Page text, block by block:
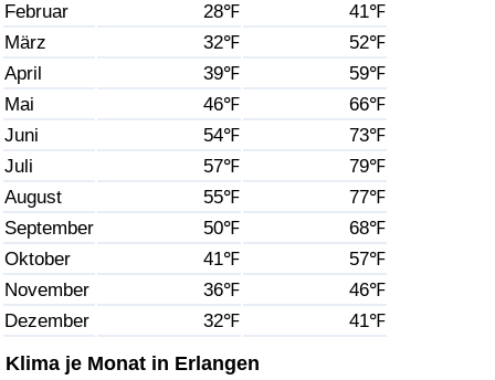
Februar
28℉
41℉
März
32℉
52℉
April
39℉
59℉
Mai
46℉
66℉
Juni
54℉
73℉
Juli
57℉
79℉
August
55℉
77℉
September
50℉
68℉
Oktober
41℉
57℉
November
36℉
46℉
Dezember
32℉ 41℉
Klima je Monat in Erlangen
in Akaba
Kriminalität
Kriminalitäts-Index (aktuell)
Kriminalitäts-Index
Kriminalitätsindex nach Land
Gesundheitsversorgung
Gesundheitsversorgungs-Index (aktuell)